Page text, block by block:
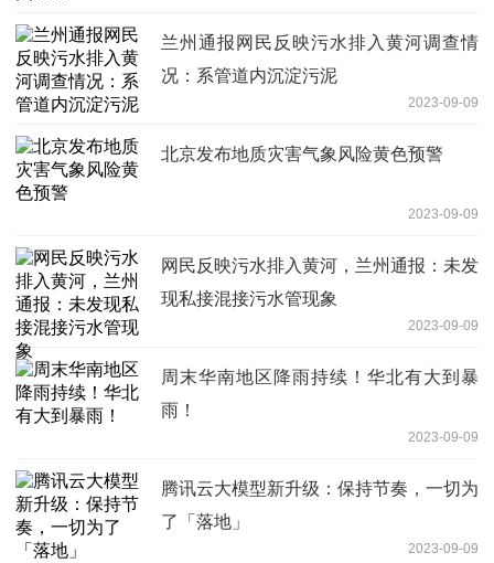
兰州通报网民反映污水排入黄河调查情
况：系管道内沉淀污泥
2023-09-09
北京发布地质灾害气象风险黄色预警
2023-09-09
网民反映污水排入黄河，兰州通报：未发
现私接混接污水管现象
2023-09-09
周末华南地区降雨持续！华北有大到暴
雨！
2023-09-09
腾讯云大模型新升级：保持节奏，一切为
了「落地」
2023-09-09